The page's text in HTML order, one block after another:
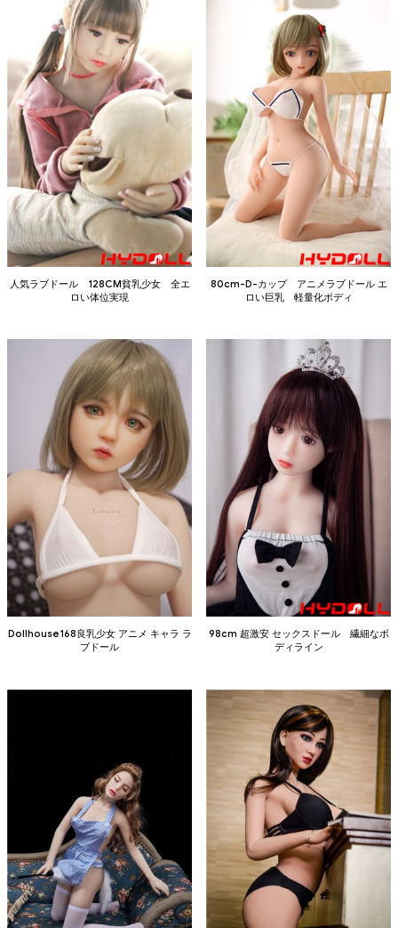
人気ラブドール 128CM貧乳少女 全エ
ロい体位実現
80cm-D-カップ アニメラブドール エ
ロい巨乳 軽量化ボディ
Dollhouse168良乳少女 アニメ キャラ ラ
ブドール
98cm 超激安 セックスドール 繊細なボ
ディライン